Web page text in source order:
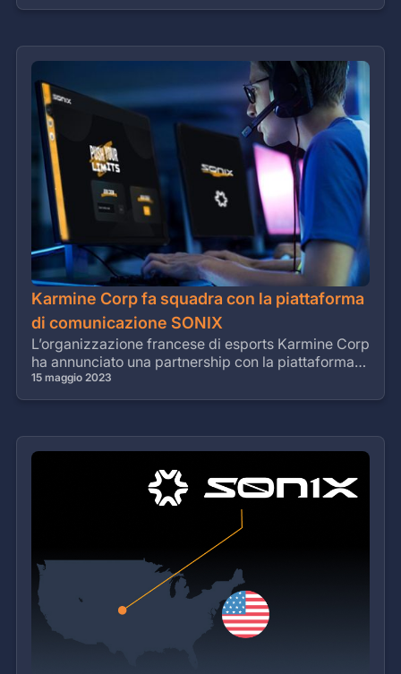
Karmine Corp fa squadra con la piattaforma
di comunicazione SONIX
L’organizzazione francese di esports Karmine Corp
ha annunciato una partnership con la piattaforma
svizzera di comunicazione SONIX.
15 maggio 2023